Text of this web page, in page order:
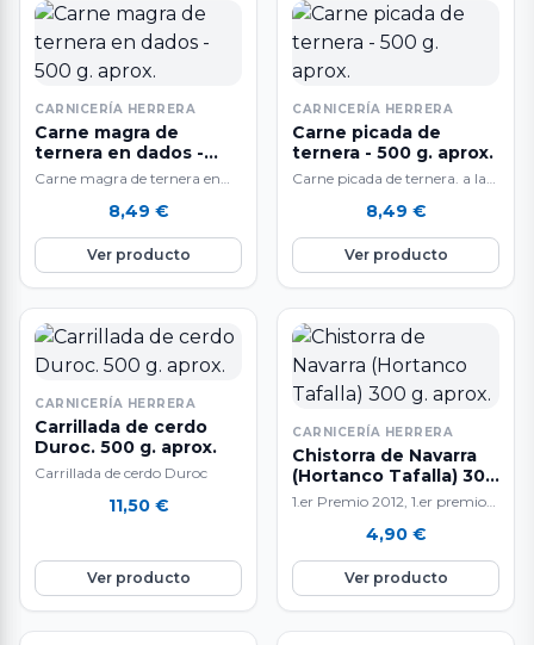
CARNICERÍA HERRERA
Carne magra de
ternera en dados -
500 g. aprox.
Carne magra de ternera en
de 500 g. aproximadamente.
…
8,49 €
Ver producto
CARNICERÍA HERRERA
Carne picada de
ternera - 500 g. aprox.
Carne picada de ternera. a la
aproximadamente. El peso…
8,49 €
Ver producto
CARNICERÍA HERRERA
Carrillada de cerdo
Duroc. 500 g. aprox.
Carrillada de cerdo Duroc
11,50 €
Ver producto
CARNICERÍA HERRERA
Chistorra de Navarra
(Hortanco Tafalla) 300
g. aprox.
1.er Premio 2012, 1.er premio
2010,2016,2018 Nuestra
chistorra es equilibrada, sin
que…
4,90 €
Ver producto